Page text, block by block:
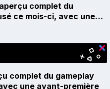
complet du
ce mois-ci, avec une
complet du gameplay
une avant-première